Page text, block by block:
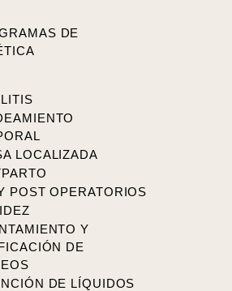
DE
LOCALIZADA
POST OPERATORIOS
Y
DE
DE LÍQUIDOS